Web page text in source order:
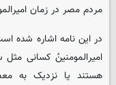
مردم مصر در زمان
در این نامه اشاره شده
امیرالمومنینُ کسانی
هستند یا نزدیک به